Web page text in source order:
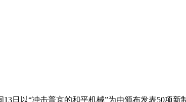
以“冲击普京的和平机械”为由颁布发表50项新